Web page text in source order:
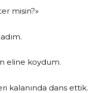
misin?»
eline koydum.
kalanında dans ettik.